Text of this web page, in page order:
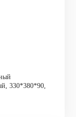
330*380*90,